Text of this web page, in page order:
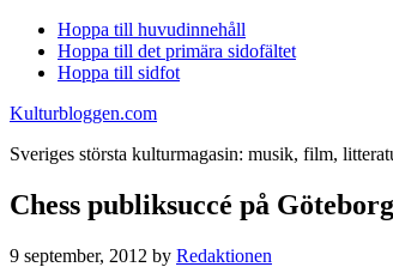
Hoppa till huvudinnehåll
Hoppa till det primära sidofältet
Hoppa till sidfot
Kulturbloggen.com
Sveriges största kulturmagasin: musik, film,
Chess publiksuccé på
9 september, 2012 by Redaktionen